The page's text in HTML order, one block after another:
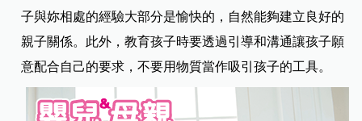
子與妳相處的經驗大部分是愉快的，自然能夠建立良好的
親子關係。此外，教育孩子時要透過引導和溝通讓孩子願
意配合自己的要求，不要用物質當作吸引孩子的工具。